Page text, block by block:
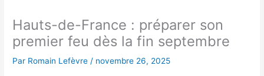
Hauts-de-France : préparer son
premier feu dès la fin septembre
Par Romain Lefèvre/ novembre 26, 2025